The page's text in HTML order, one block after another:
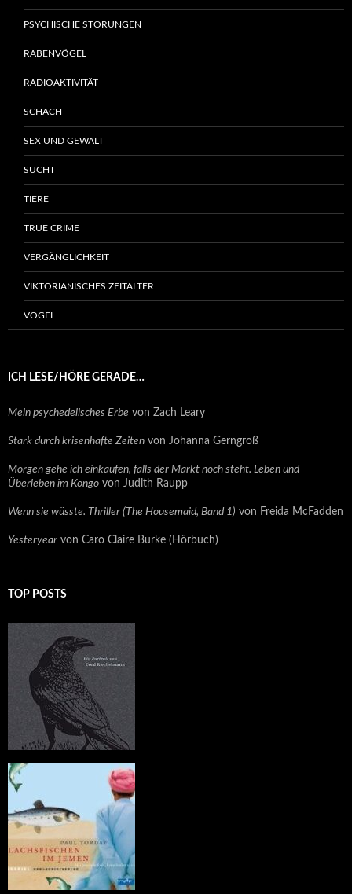
PSYCHISCHE STÖRUNGEN
RABENVÖGEL
RADIOAKTIVITÄT
SCHACH
SEX UND GEWALT
SUCHT
TIERE
TRUE CRIME
VERGÄNGLICHKEIT
VIKTORIANISCHES ZEITALTER
VÖGEL
ICH LESE/HÖRE GERADE…
Mein psychedelisches Erbe von Zach Leary
Stark durch krisenhafte Zeiten von Johanna Gerngroß
Morgen gehe ich einkaufen, falls der Markt noch steht. Leben und
Überleben im Kongo von Judith Raupp
Wenn sie wüsste. Thriller (The Housemaid, Band 1) von Freida McFadden
Yesteryear von Caro Claire Burke (Hörbuch)
TOP POSTS